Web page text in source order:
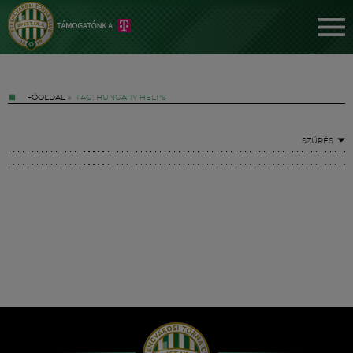
FŐOLDAL » TAG: HUNGARY HELPS
SZŰRÉS
Hírek